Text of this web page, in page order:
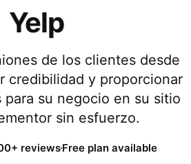
Yelp
de los clientes desde
credibilidad y proporcionar
para su negocio en su sitio
sin esfuerzo.
reviewsFree plan available